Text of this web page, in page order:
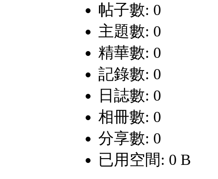
帖子數: 0
主題數: 0
精華數: 0
記錄數: 0
日誌數: 0
相冊數: 0
分享數: 0
已用空間: 0 B